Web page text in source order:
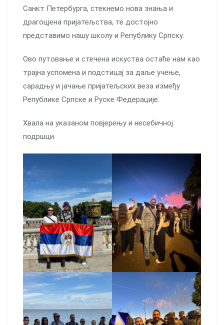
Санкт Петербурга, стекнемо нова знања и
драгоцјена пријатељства, те достојно
представимо нашу школу и Републику Српску.
Ово путовање и стечена искуства остаће нам као
трајна успомена и подстицај за даље учење,
сарадњу и јачање пријатељских веза између
Републике Српске и Руске Федерације.
Хвала на указаном повјерењу и несебичној
подршци.